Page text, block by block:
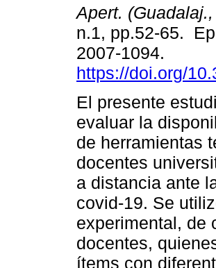
Apert.
n.1, pp.52-65.
2007-1094.
https://doi.org/
El presente
evaluar la
de herramientas
docentes
a distancia ante
covid-19. Se
experimental, de
docentes,
ítems con